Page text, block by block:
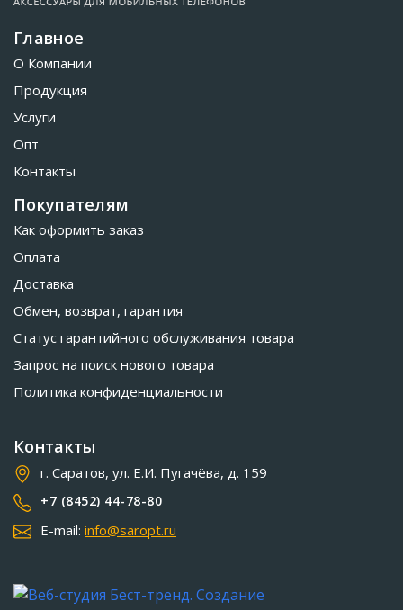
Главное
О Компании
Продукция
Услуги
Опт
Контакты
Покупателям
Как оформить заказ
Оплата
Доставка
Обмен, возврат, гарантия
Статус гарантийного обслуживания товара
Запрос на поиск нового товара
Политика конфиденциальности
Контакты
г. Саратов, ул. Е.И. Пугачёва, д. 159
+7 (8452) 44-78-80
E-mail: info@saropt.ru